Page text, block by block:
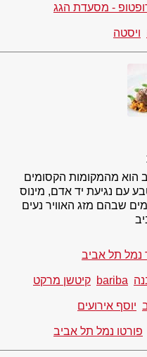
- מסעדת הגג
ויסטה
הוא מהמקומות הקסומים
עם נגיעת יד אדם, מינוס
שבהם מזג האוויר נעים
נמל תל אביב
bariba קיטשן מרקט
יוסף אירועים
פורטו נמל תל אביב